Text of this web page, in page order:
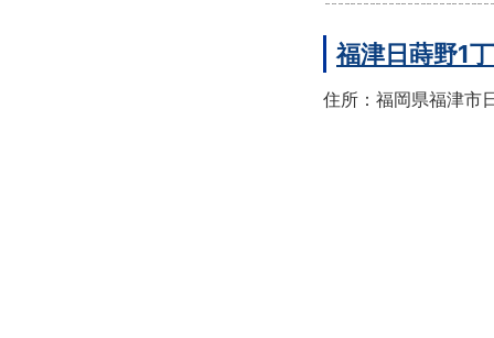
福津日蒔野1
住所：福岡県福津市